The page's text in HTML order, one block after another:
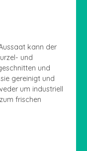
kann der
und
und
gereinigt und
um industriell
frischen